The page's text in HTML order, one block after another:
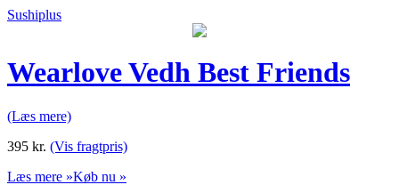
Sushiplus
Wearlove Vedh Best Friends
(Læs mere)
395 kr. (Vis fragtpris)
Læs mere »Køb nu »